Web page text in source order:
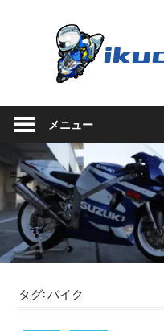
プ
ち
の
ブ
ロ
グ
（モ
ト
ロ
メニュー
タグ:バイク